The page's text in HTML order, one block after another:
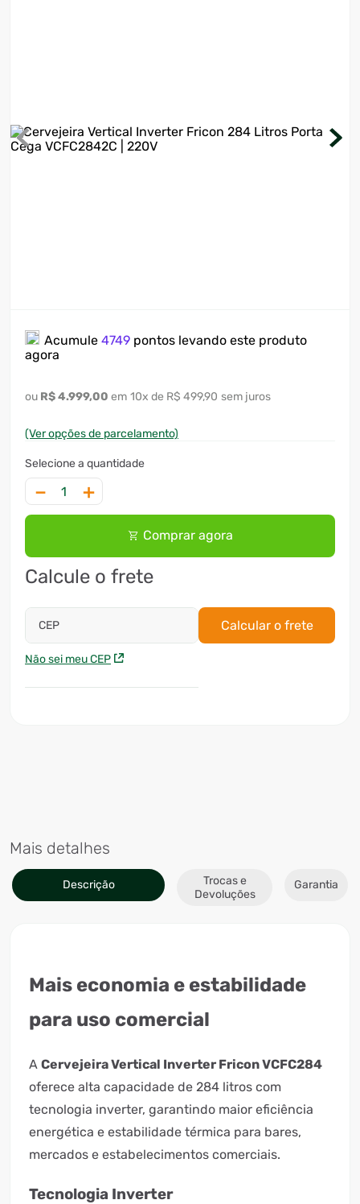
Acumule 4749 pontos levando este produto
agora
R$4.999,00 10x R$ 499,90 sem juros
(Ver opções de parcelamento)
＋
－
Comprar agora
Calcule o frete
CEP
Não sei meu CEP
Calcular o frete
Mais detalhes
Descrição
Trocas e
Devoluções
Garantia
Mais economia e estabilidade
para uso comercial
A Cervejeira Vertical Inverter Fricon VCFC284
oferece alta capacidade de 284 litros com
tecnologia inverter, garantindo maior eficiência
energética e estabilidade térmica para bares,
mercados e estabelecimentos comerciais.
Tecnologia Inverter